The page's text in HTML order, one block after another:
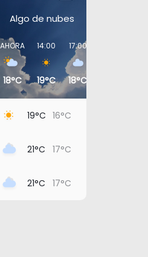
Algo de nubes
AHORA
18°C
14:00
19°C
17:00
18°C
19°C 16°C
21°C 17°C
21°C 17°C